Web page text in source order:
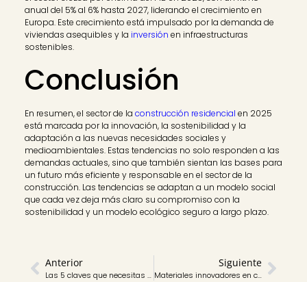
anual del 5% al 6% hasta 2027, liderando el crecimiento en
Europa. Este crecimiento está impulsado por la demanda de
viviendas asequibles y la inversión en infraestructuras
sostenibles.
Conclusión
En resumen, el sector de la construcción residencial en 2025
está marcada por la innovación, la sostenibilidad y la
adaptación a las nuevas necesidades sociales y
medioambientales. Estas tendencias no solo responden a las
demandas actuales, sino que también sientan las bases para
un futuro más eficiente y responsable en el sector de la
construcción. Las tendencias se adaptan a un modelo social
que cada vez deja más claro su compromiso con la
sostenibilidad y un modelo ecológico seguro a largo plazo.
Anterior
Las 5 claves que necesitas sobre el uso de IA en la construcción
Siguiente
Materiales innovadores en construcción en este 2025